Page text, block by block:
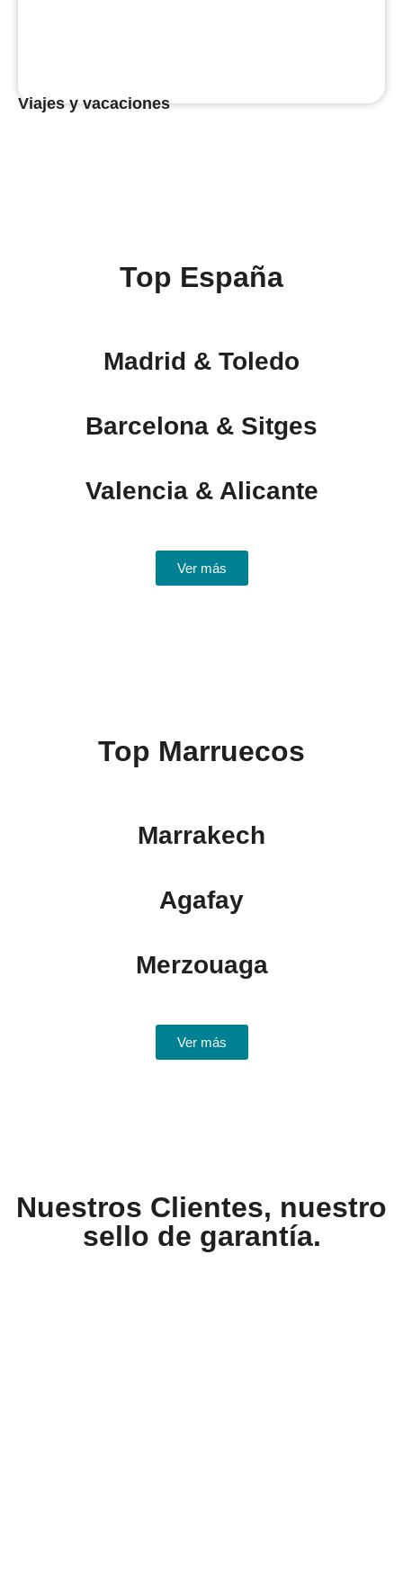
Viajes y vacaciones
Top España
Madrid & Toledo
Barcelona & Sitges
Valencia & Alicante
Ver más
Top Marruecos
Marrakech
Agafay
Merzouaga
Ver más
Nuestros Clientes, nuestro
sello de garantía.